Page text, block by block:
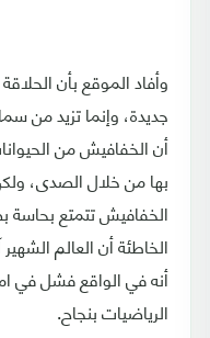
وأفاد الموقع بأن
جديدة، وإنما تزيد من
أن الخفافيش من
بها من خلال الصدى،
الخفافيش تتمتع بحاسة
الخاطئة أن العالم
أنه في الواقع فشل في
الرياضيات بنجاح.